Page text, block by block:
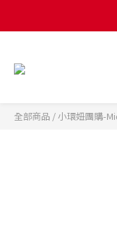
全部商品 /小環妞團購-